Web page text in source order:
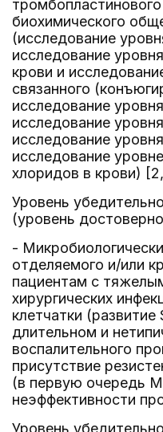
биохимического
(исследование
исследование
крови и
связанного
исследование
исследование
исследование
исследование
хлоридов в крови)
Уровень
(уровень
-
отделяемого и/или
пациентам с
хирургических
клетчатки (развитие
длительном и
воспалительного
присутствие
(в первую очередь
неэффективности
Уровень